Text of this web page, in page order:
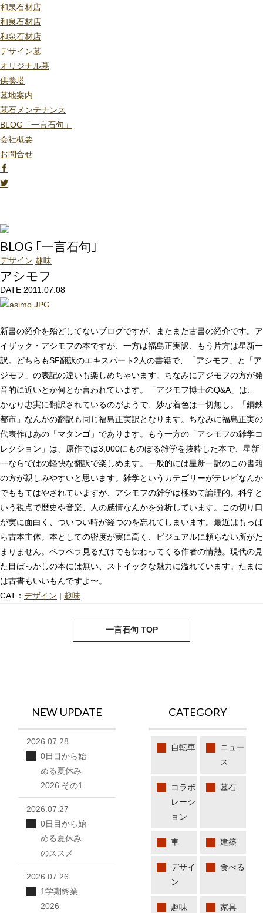
和泉石材店
和泉石材店
和泉石材店
デザイン墓
オリジナル墓
供養塔
墓地案内
墓石メンテナンス
BLOG「一言石句」
会社概要
お問合せ
BLOG ｢一言石句｣
デザイン 趣味
アシモフ
DATE 2011.07.08
新書の紹介を殆どしてないブログですが、またまた古書の紹介です。ア
イザック・アシモフの本ですが、一方は福島正実訳、もう片方は星新一
訳。どちらもSF翻訳のエキスパート2人の書籍で、「アシモフ」と「ア
ジモフ」の表記の違いも楽しめちゃいます。ちなみにアジモフの方が発
音的に近いとか何とか言われています。「アジモフ博士のQ&A」は、
かなり忠実に翻訳されているのがようで、妙な着色は一切無し。「鋼鉄
都市」なんかの翻訳も同じ福島正実訳となります。ちなみに福島正実の
代表作はあの「マタンゴ」であります。もう一方の「アシモフの雑学コ
レクション」は、原作では3,000にものぼる雑学を抜粋した本で、星新
一ならではの軽快な翻訳で楽しめます。一般的には星新一訳のこの書籍
の方が親しみやすいと思います。雑学というカテゴリーがテレビなんか
でももてはやされていますが、アシモフの雑学は極めて論理的。科学と
いう視点で歴史や音楽、人の感情なんかを分析しています。この切り口
が実に面白く、ついつい時が経つのを忘れてしまいます。最近はもっぱ
ら古本主体。本としての密度が実に高く、ビジュアルに頼らない所がた
まりません。ペラペラ見るだけでも伝わってくる作者の情熱。現代の見
た目ばっかしの本には無い、ストイックな魅力に溢れています。たまに
は古書もいいもんですよ〜。
CAT： デザイン | 趣味
一言石句 TOP
CATEGORY
自転車
ニュー
ス
コラボ
レーシ
ョン
墓石
車 建築
デザイ
ン
食べる
趣味 家具
NEW UPDATE
2026.07.28
0日目から始
める夏休み
2026 その1
2026.07.27
0日目から始
める夏休み
のススメ
2026.07.26
1学期終業
2026